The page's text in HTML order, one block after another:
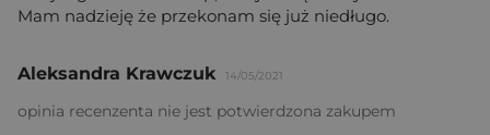
Mam nadzieję że przekonam się już niedługo.
Aleksandra Krawczuk 14/05/2021
opinia recenzenta nie jest potwierdzona zakupem